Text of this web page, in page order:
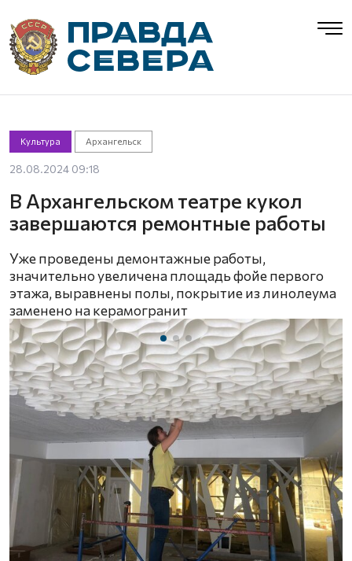
Культура Архангельск
28.08.2024 09:18
В Архангельском театре кукол
завершаются ремонтные работы
Уже проведены демонтажные работы,
значительно увеличена площадь фойе первого
этажа, выравнены полы, покрытие из линолеума
заменено на керамогранит